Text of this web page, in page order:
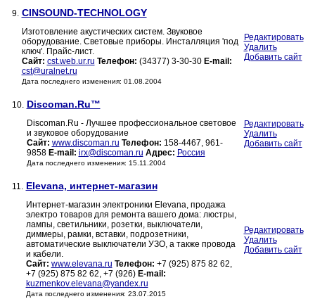
9. CINSOUND-TECHNOLOGY
Изготовление акустических систем. Звуковое
оборудование. Световые приборы. Инсталляция 'под
ключ'. Прайс-лист.
Сайт: cst.web.ur.ru Телефон: (34377) 3-30-30 E-mail:
cst@uralnet.ru
Дата последнего изменения: 01.08.2004
Редактировать
Удалить
Добавить сайт
10. Discoman.Ru™
Discoman.Ru - Лучшее профессиональное световое
и звуковое оборудование
Сайт: www.discoman.ru Телефон: 158-4467, 961-
9858 E-mail: irx@discoman.ru Адрес: Россия
Дата последнего изменения: 15.11.2004
Редактировать
Удалить
Добавить сайт
11. Elevana, интернет-магазин
Интернет-магазин электроники Elevana, продажа
электро товаров для ремонта вашего дома: люстры,
лампы, светильники, розетки, выключатели,
диммеры, рамки, вставки, подрозетники,
автоматические выключатели УЗО, а также провода
и кабели.
Сайт: www.elevana.ru Телефон: +7 (925) 875 82 62,
+7 (925) 875 82 62, +7 (926) E-mail:
kuzmenkov.elevana@yandex.ru
Дата последнего изменения: 23.07.2015
Редактировать
Удалить
Добавить сайт